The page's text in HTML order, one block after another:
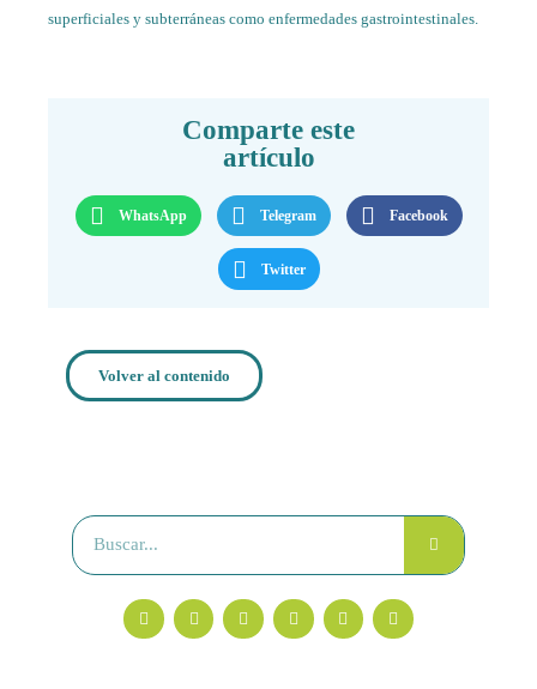
superficiales y subterráneas como enfermedades gastrointestinales.
Comparte este
artículo
WhatsApp Telegram Facebook
Twitter
Volver al contenido